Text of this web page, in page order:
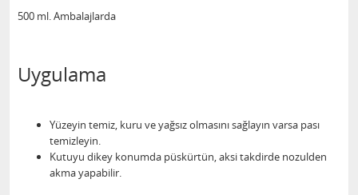
500 ml. Ambalajlarda
Uygulama
Yüzeyin temiz, kuru ve yağsız olmasını sağlayın varsa pası
temizleyin.
Kutuyu dikey konumda püskürtün, aksi takdirde nozulden
akma yapabilir.